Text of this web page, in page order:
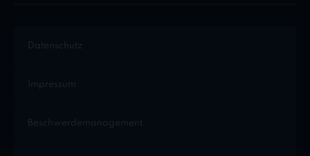
Datenschutz
Impressum
Beschwerdemanagement